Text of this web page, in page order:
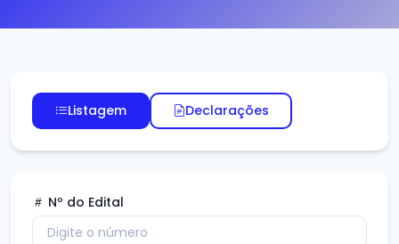
Listagem Declarações
Nº do Edital